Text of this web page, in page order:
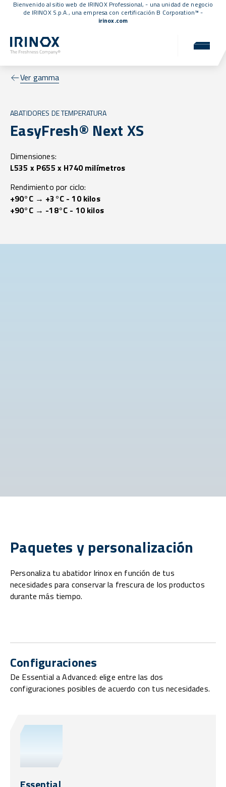
Bienvenido al sitio web de IRINOX Professional, - una unidad de negocio
de IRINOX S.p.A., una empresa con certificación B Corporation™ -
irinox.com
Ver gamma
ABATIDORES DE TEMPERATURA
EasyFresh® Next XS
Dimensiones:
L535 x P655 x H740 milímetros
Rendimiento por ciclo:
+90°C → +3°C - 10 kilos
+90°C → -18°C - 10 kilos
Paquetes y personalización
Personaliza tu abatidor Irinox en función de tus
necesidades para conservar la frescura de los productos
durante más tiempo.
Configuraciones
De Essential a Advanced: elige entre las dos
configuraciones posibles de acuerdo con tus necesidades.